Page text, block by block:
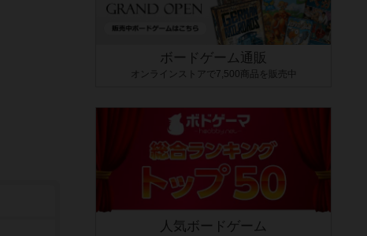
ボードゲーム通販
オンラインストアで7,500商品を販売中
人気ボードゲーム